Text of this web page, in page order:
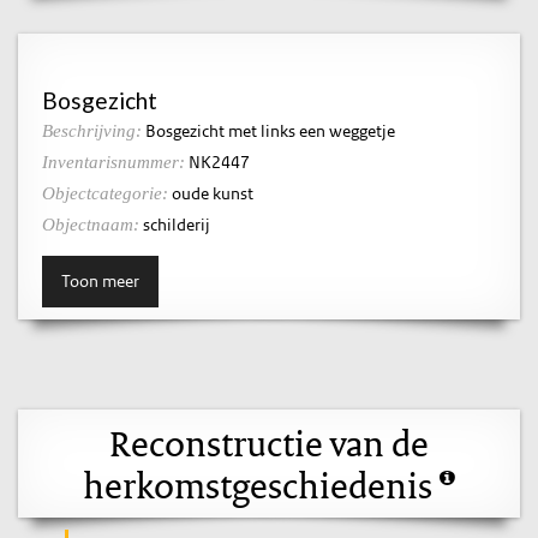
Bosgezicht
Beschrijving: Bosgezicht met links een weggetje
Inventarisnummer: NK2447
Objectcategorie: oude kunst
Objectnaam: schilderij
Toon meer
Reconstructie van de
herkomstgeschiedenis